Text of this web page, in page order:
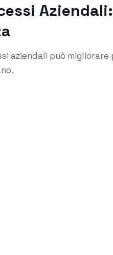
aziendali può